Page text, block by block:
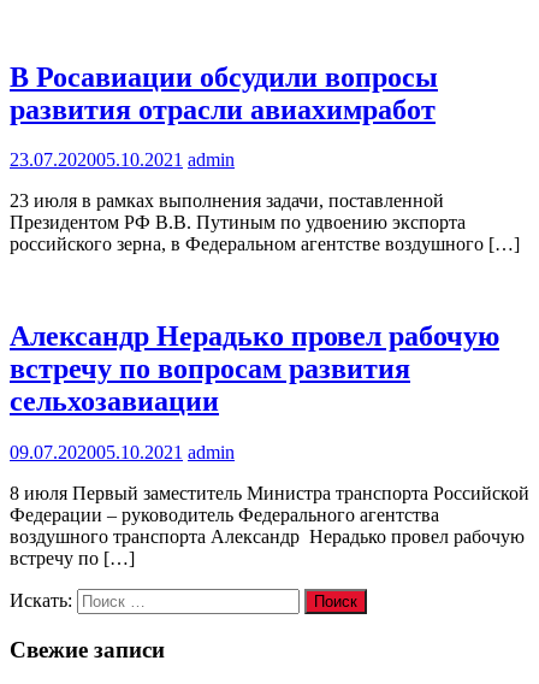
В Росавиации обсудили вопросы
развития отрасли авиахимработ
23.07.202005.10.2021 admin
23 июля в рамках выполнения задачи, поставленной
Президентом РФ В.В. Путиным по удвоению экспорта
российского зерна, в Федеральном агентстве воздушного […]
Александр Нерадько провел рабочую
встречу по вопросам развития
сельхозавиации
09.07.202005.10.2021 admin
8 июля Первый заместитель Министра транспорта Российской
Федерации – руководитель Федерального агентства
воздушного транспорта Александр Нерадько провел рабочую
встречу по […]
Искать: Поиск
Свежие записи